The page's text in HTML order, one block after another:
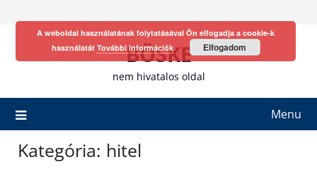
BÖSKE
nem hivatalos oldal
Menu
Kategória: hitel
A weboldal használatának folytatásával Ön elfogadja a cookie-k
használatát További információk Elfogadom